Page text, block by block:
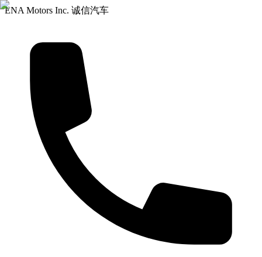
ENA Motors Inc. 诚信汽车